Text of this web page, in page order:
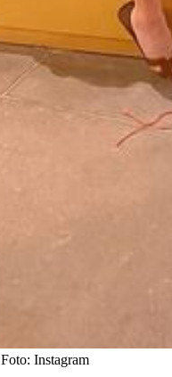
Foto: Instagram